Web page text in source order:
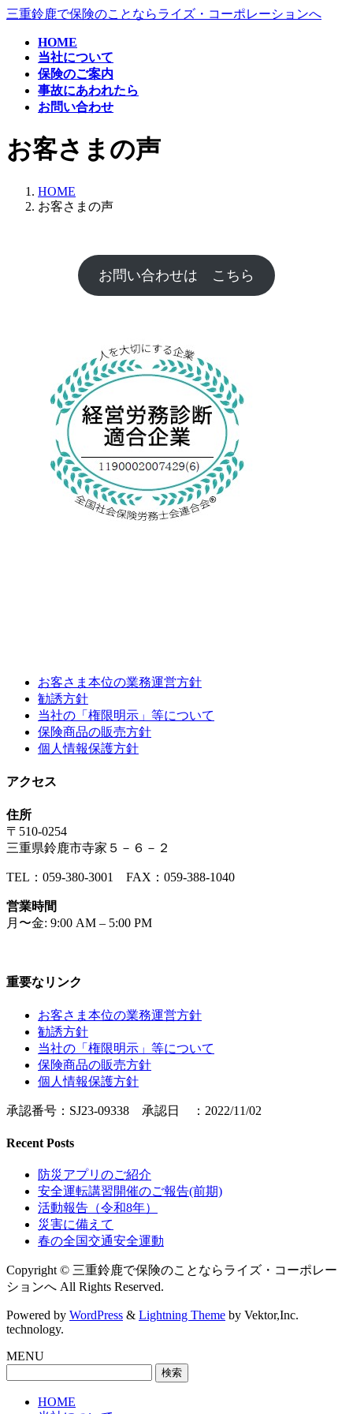
コ
ッ
プ
ナ
移
動
三重鈴鹿で保険のことならライズ・コーポレーションへ
HOME
当社について
保険のご案内
事故にあわれたら
お問い合わせ
お客さまの声
HOME
お客さまの声
お問い合わせは こちら
お客さま本位の業務運営方針
勧誘方針
当社の「権限明示」等について
保険商品の販売方針
個人情報保護方針
アクセス
住所
〒510-0254
三重県鈴鹿市寺家５－６－２
TEL：059-380-3001 FAX：059-388-1040
営業時間
月〜金: 9:00 AM – 5:00 PM
重要なリンク
お客さま本位の業務運営方針
勧誘方針
当社の「権限明示」等について
保険商品の販売方針
個人情報保護方針
承認番号：SJ23-09338 承認日 ：2022/11/02
Recent Posts
防災アプリのご紹介
安全運転講習開催のご報告(前期)
活動報告（令和8年）
災害に備えて
春の全国交通安全運動
Copyright © 三重鈴鹿で保険のことならライズ・コーポレー
ションへ All Rights Reserved.
Powered by WordPress & Lightning Theme by Vektor,Inc.
technology.
MENU
HOME